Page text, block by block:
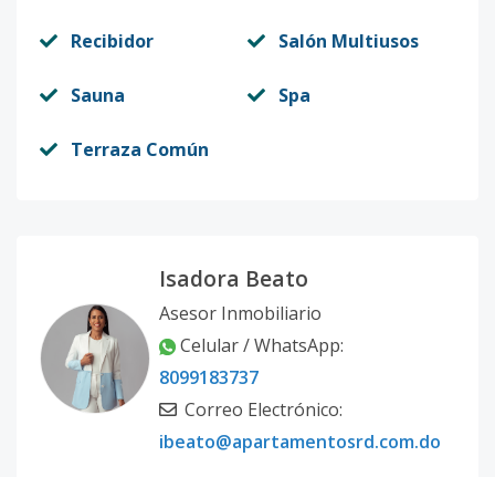
Recibidor Salón Multiusos
Sauna Spa
Terraza Común
Isadora Beato
Asesor Inmobiliario
Celular / WhatsApp:
8099183737
Correo Electrónico:
ibeato@apartamentosrd.com.do